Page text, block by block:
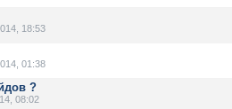
18:53
01:38
?
08:02